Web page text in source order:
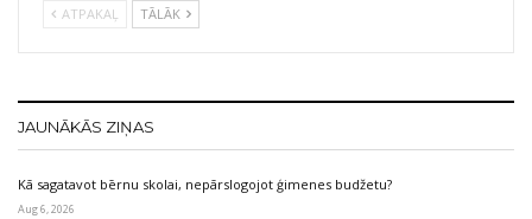
ATPAKAĻ TĀLĀK
JAUNĀKĀS ZIŅAS
Kā sagatavot bērnu skolai, nepārslogojot ģimenes budžetu?
Aug 6, 2026